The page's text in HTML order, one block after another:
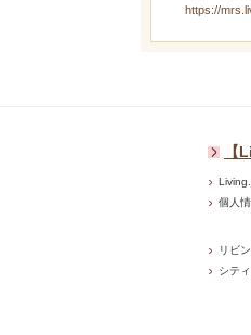
https://
【
個人
リビ
シテ